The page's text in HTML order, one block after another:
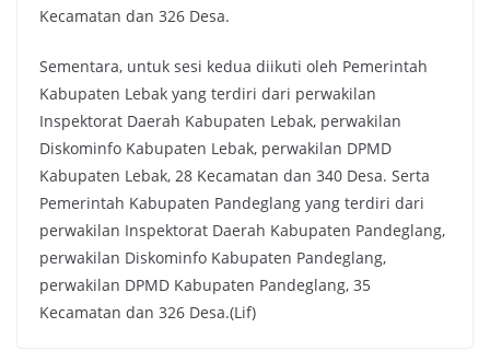
Kecamatan dan 326 Desa.
Sementara, untuk sesi kedua diikuti oleh Pemerintah
Kabupaten Lebak yang terdiri dari perwakilan
Inspektorat Daerah Kabupaten Lebak, perwakilan
Diskominfo Kabupaten Lebak, perwakilan DPMD
Kabupaten Lebak, 28 Kecamatan dan 340 Desa. Serta
Pemerintah Kabupaten Pandeglang yang terdiri dari
perwakilan Inspektorat Daerah Kabupaten Pandeglang,
perwakilan Diskominfo Kabupaten Pandeglang,
perwakilan DPMD Kabupaten Pandeglang, 35
Kecamatan dan 326 Desa.(Lif)